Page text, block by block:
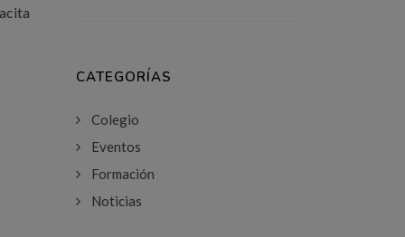
CATEGORÍAS
Colegio
Eventos
Formación
Noticias